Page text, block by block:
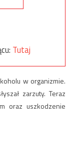
Tutaj
w organizmie.
zarzuty. Teraz
oraz uszkodzenie